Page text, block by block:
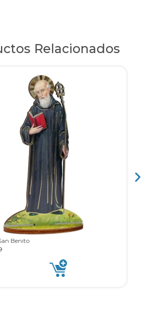
Relacionados
Benito